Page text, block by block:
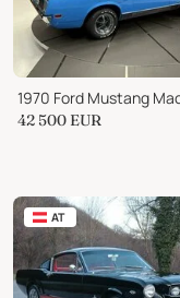
1970 Ford Mustang
42 500 EUR
AT